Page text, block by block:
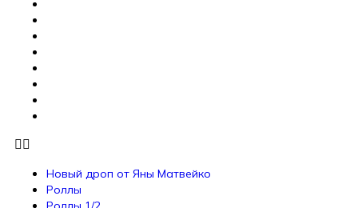
Новый дроп от Яны Матвейко
Роллы